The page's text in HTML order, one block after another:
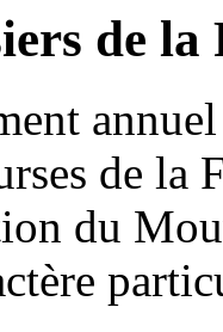
de
de
du